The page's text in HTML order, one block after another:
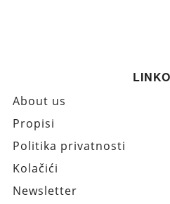
About us
Propisi
Politika privatnosti
Kolačići
Newsletter